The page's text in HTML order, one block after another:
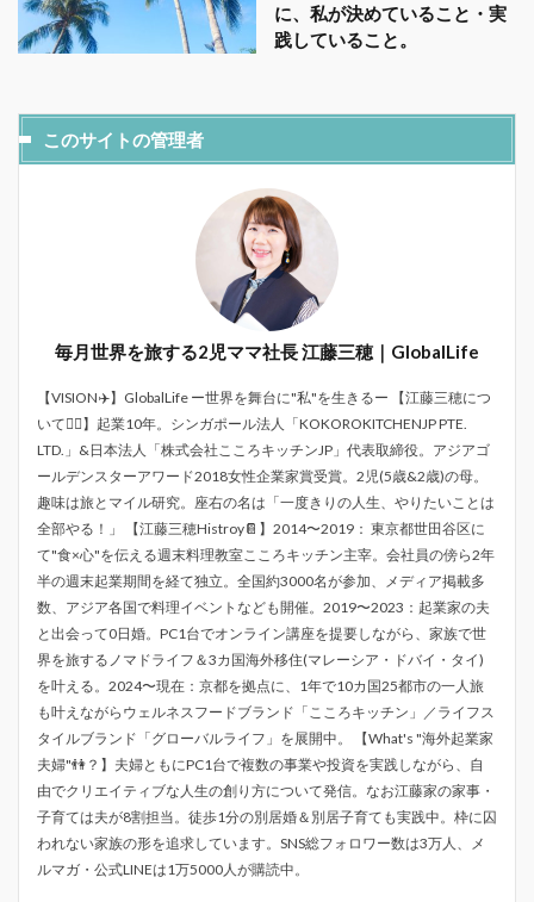
に、私が決めていること・実
践していること。
このサイトの管理者
毎月世界を旅する2児ママ社長 江藤三穂｜GlobalLife
【VISION✈️】GlobalLife ー世界を舞台に"私"を生きるー 【江藤三穂につ
いて💁‍♀️】起業10年。シンガポール法人「KOKOROKITCHENJP PTE.
LTD.」&日本法人「株式会社こころキッチンJP」代表取締役。アジアゴ
ールデンスターアワード2018女性企業家賞受賞。2児(5歳&2歳)の母。
趣味は旅とマイル研究。座右の名は「一度きりの人生、やりたいことは
全部やる！」 【江藤三穂Histroy📔】2014〜2019： 東京都世田谷区に
て"食×心"を伝える週末料理教室こころキッチン主宰。会社員の傍ら2年
半の週末起業期間を経て独立。全国約3000名が参加、メディア掲載多
数、アジア各国で料理イベントなども開催。2019〜2023：起業家の夫
と出会って0日婚。PC1台でオンライン講座を提要しながら、家族で世
界を旅するノマドライフ＆3カ国海外移住(マレーシア・ドバイ・タイ)
を叶える。2024〜現在：京都を拠点に、1年で10カ国25都市の一人旅
も叶えながらウェルネスフードブランド「こころキッチン」／ライフス
タイルブランド「グローバルライフ」を展開中。 【What's "海外起業家
夫婦"👫？】夫婦ともにPC1台で複数の事業や投資を実践しながら、自
由でクリエイティブな人生の創り方について発信。なお江藤家の家事・
子育ては夫が8割担当。徒歩1分の別居婚＆別居子育ても実践中。枠に囚
われない家族の形を追求しています。SNS総フォロワー数は3万人、メ
ルマガ・公式LINEは1万5000人が購読中。